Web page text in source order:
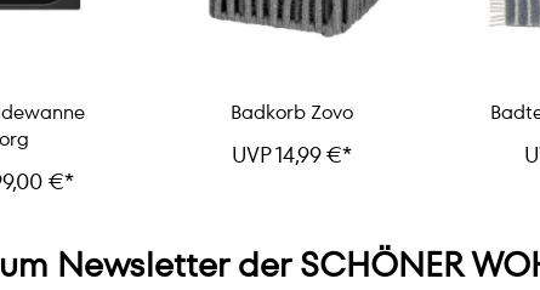
€*
Badkorb Zovo
UVP 14,99 €*
Newsletter der SCHÖNER